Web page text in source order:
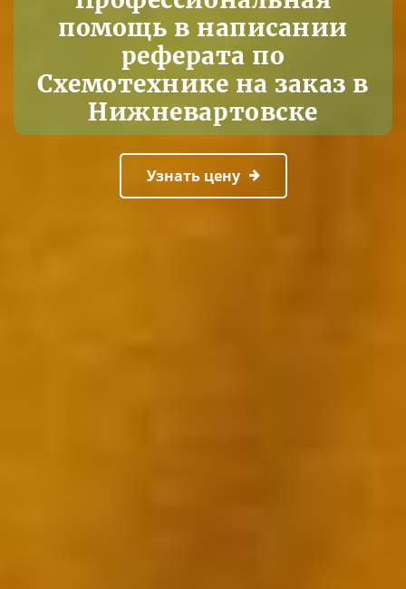
помощь в написании
реферата по
Схемотехнике на заказ в
Нижневартовске
Узнать цену